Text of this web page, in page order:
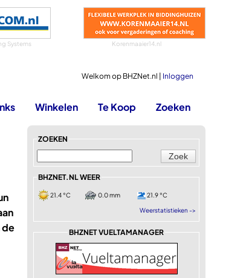
Systems Korenmaaier14.nl
Welkom op BHZNet.nl | Inloggen
Winkelen Te Koop Zoeken
de
ZOEKEN
BHZNET.NL WEER
21.4 °C 0.0 mm 21.9 °C
Weerstatistieken ->
BHZNET VUELTAMANAGER